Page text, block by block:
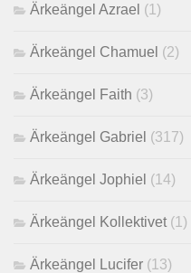
Ärkeängel Azrael (1)
Ärkeängel Chamuel (2)
Ärkeängel Faith (3)
Ärkeängel Gabriel (317)
Ärkeängel Jophiel (14)
Ärkeängel Kollektivet (1)
Ärkeängel Lucifer (13)